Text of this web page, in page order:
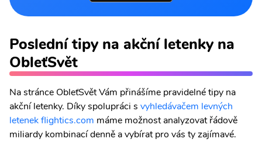
Poslední tipy na akční letenky na
ObleťSvět
Na stránce ObleťSvět Vám přinášíme pravidelné tipy na
akční letenky. Díky spolupráci s vyhledávačem levných
letenek flightics.com máme možnost analyzovat řádově
miliardy kombinací denně a vybírat pro vás ty zajímavé.